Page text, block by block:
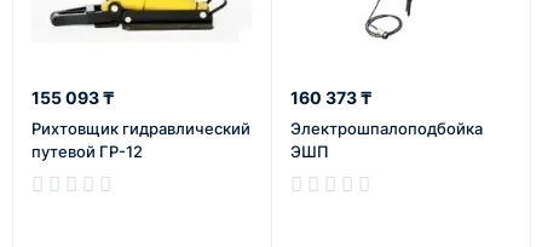
155 093 ₸
Рихтовщик гидравлический
путевой ГР-12
160 373 ₸
Электрошпалоподбойка
ЭШП